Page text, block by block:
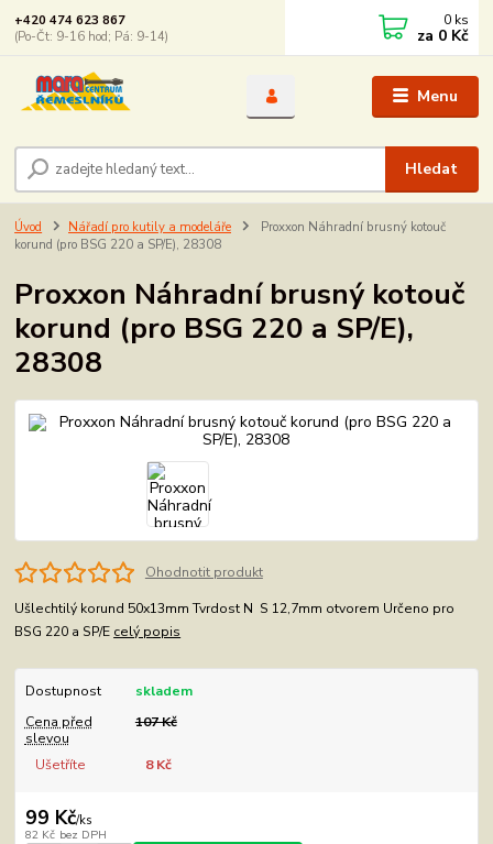
Menu
Hledat
+420 474 623 867
(Po-Čt: 9-16 hod; Pá: 9-14)
0 ks
za 0 Kč
Úvod Nářadí pro kutily a modeláře
Proxxon Náhradní brusný kotouč
korund (pro BSG 220 a SP/E), 28308
Proxxon Náhradní brusný kotouč
korund (pro BSG 220 a SP/E),
28308
Ohodnotit produkt
Ušlechtilý korund 50x13mm Tvrdost N S 12,7mm otvorem Určeno pro
BSG 220 a SP/E celý popis
Dostupnost
skladem
Cena před
slevou
107 Kč
Ušetříte 8 Kč
99 Kč/ks
82 Kč bez DPH